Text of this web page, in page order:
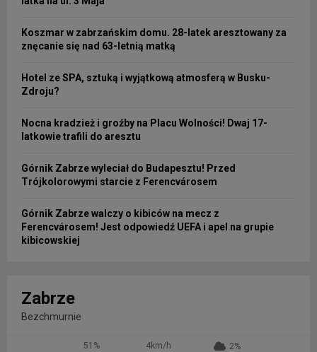
Koszmar w zabrzańskim domu. 28-latek aresztowany za
znęcanie się nad 63-letnią matką
Hotel ze SPA, sztuką i wyjątkową atmosferą w Busku-
Zdroju?
Nocna kradzież i groźby na Placu Wolności! Dwaj 17-
latkowie trafili do aresztu
Górnik Zabrze wyleciał do Budapesztu! Przed
Trójkolorowymi starcie z Ferencvárosem
Górnik Zabrze walczy o kibiców na mecz z
Ferencvárosem! Jest odpowiedź UEFA i apel na grupie
kibicowskiej
Zabrze
Bezchmurnie
51% 4km/h 2%